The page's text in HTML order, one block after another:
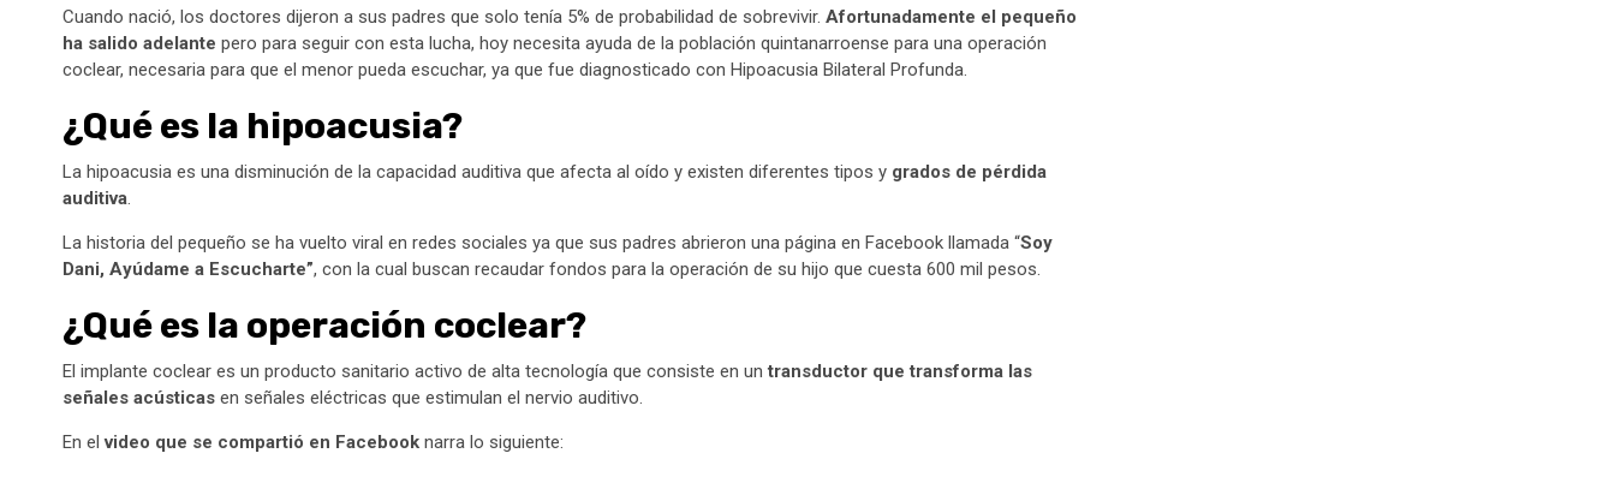
Cuando nació, los doctores dijeron a sus padres que solo tenía 5% de probabilidad de sobrevivir. Afortunadamente el pequeño
ha salido adelante pero para seguir con esta lucha, hoy necesita ayuda de la población quintanarroense para una operación
coclear, necesaria para que el menor pueda escuchar, ya que fue diagnosticado con Hipoacusia Bilateral Profunda.
¿Qué es la hipoacusia?
La hipoacusia es una disminución de la capacidad auditiva que afecta al oído y existen diferentes tipos y grados de pérdida
auditiva
La historia del pequeño se ha vuelto viral en redes sociales ya que sus padres abrieron una página en Facebook llamada “Soy
Dani, Ayúdame a Escucharte”, con la cual buscan recaudar fondos para la operación de su hijo que cuesta 600 mil pesos.
¿Qué es la operación coclear?
El implante coclear es un producto sanitario activo de alta tecnología que consiste en untransductor que transforma las
señales acústicas en señales eléctricas que estimulan el nervio auditivo.​
En elvideo que se compartió en Facebook narra lo siguiente: